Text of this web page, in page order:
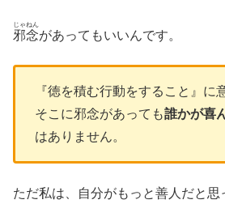
邪念
じゃねん
があってもいいんです。
『徳を積む行動をすること』に
そこに邪念があっても誰かが喜
はありません。
ただ私は、自分がもっと善人だと